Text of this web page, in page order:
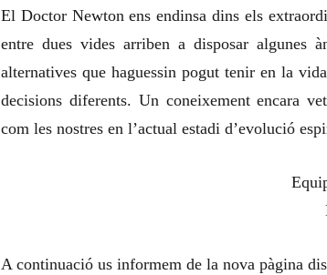
El Doctor Newton ens endinsa dins els
entre dues vides arriben a disposar algunes
alternatives que haguessin pogut tenir en la
decisions diferents. Un coneixement encara
com les nostres en l’actual estadi d’evolució
A continuació us informem de la nova pàgina